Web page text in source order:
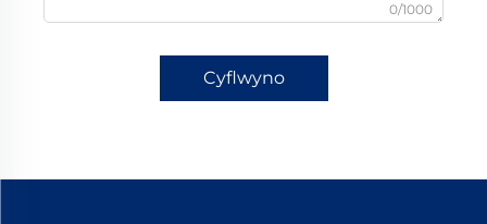
0/1000
Cyflwyno